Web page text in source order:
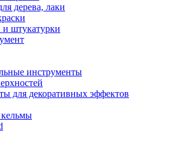
дерева, лаки
штукатурки
инструменты
для декоративных эффектов